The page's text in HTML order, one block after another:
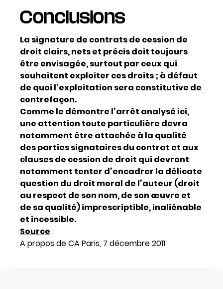
Conclusions
La signature de contrats de cession de
droit clairs, nets et précis doit toujours
être envisagée, surtout par ceux qui
souhaitent exploiter ces droits ; à défaut
de quoi l’exploitation sera constitutive de
contrefaçon.
Comme le démontre l’arrêt analysé ici,
une attention toute particulière devra
notamment être attachée à la qualité
des parties signataires du contrat et aux
clauses de cession de droit qui devront
notamment tenter d’encadrer la délicate
question du droit moral de l’auteur (droit
au respect de son nom, de son œuvre et
de sa qualité) imprescriptible, inaliénable
et incessible.
Source :
A propos de CA Paris, 7 décembre 2011